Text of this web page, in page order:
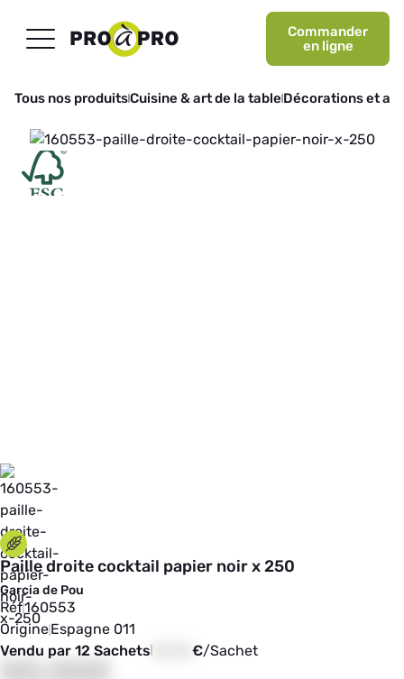
Commander
en ligne
Tous nos produitsCuisine & art de la table Décorations et
Paille droite cocktail papier noir x 250
Garcia de Pou
Réf160553
OrigineEspagne 011
Vendu par 12 Sachets
€/Sachet